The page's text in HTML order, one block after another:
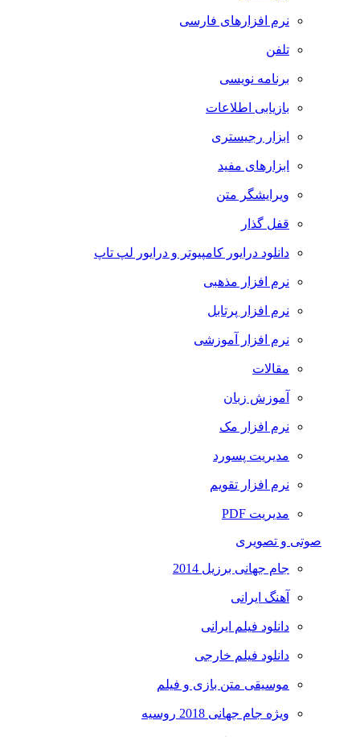
نرم افزارهای فارسی
تلفن
برنامه نویسی
بازیابی اطلاعات
ابزار رجیستری
ابزارهای مفید
ویرایشگر متن
قفل گذار
دانلود درایور کامپیوتر و درایور لپ تاپ
نرم افزار مذهبی
نرم افزار پرتابل
نرم افزار آموزشی
مقالات
آموزش زبان
نرم افزار مک
مدیریت پسورد
نرم افزار تقویم
مدیریت PDF
صوتی و تصویری
جام جهانی برزیل 2014
آهنگ ایرانی
دانلود فیلم ایرانی
دانلود فیلم خارجی
موسیقی متن بازی و فیلم
ویژه جام جهانی 2018 روسیه